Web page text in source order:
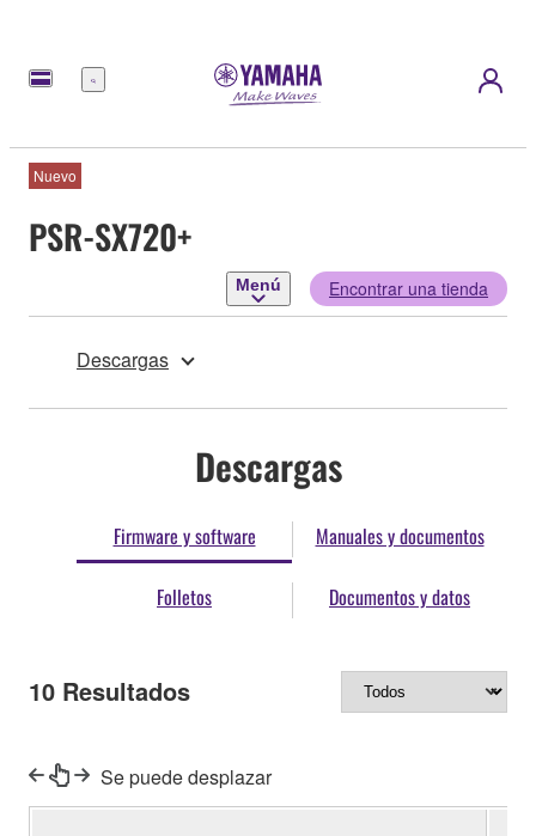
Menú
Nuevo
PSR-SX720+
Menú Encontrar una tienda
Descargas
Descargas
Firmware y software Manuales y documentos
Folletos Documentos y datos
10 Resultados
Se puede desplazar